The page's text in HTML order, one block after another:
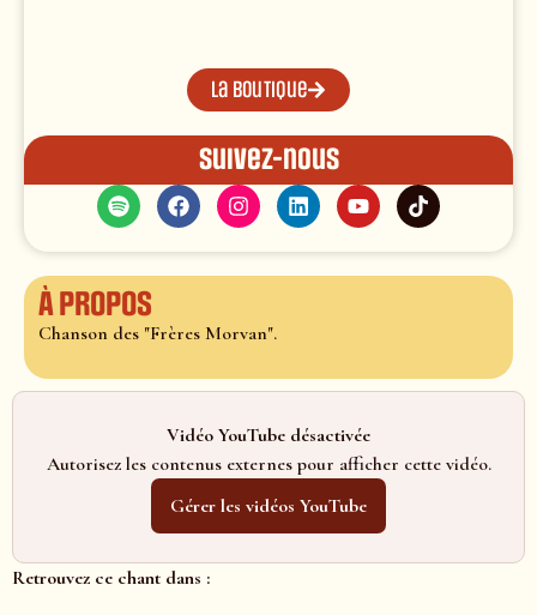
La boutique
Suivez-nous
À propos
Chanson des "Frères Morvan".
Vidéo YouTube désactivée
Autorisez les contenus externes pour afficher cette vidéo.
Gérer les vidéos YouTube
Retrouvez ce chant dans :